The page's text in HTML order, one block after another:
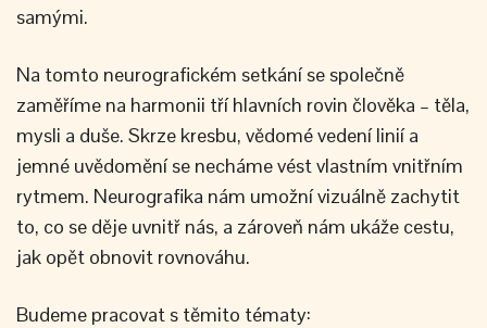
samými.
Na tomto neurografickém setkání se společně
zaměříme na harmonii tří hlavních rovin člověka – těla,
mysli a duše. Skrze kresbu, vědomé vedení linií a
jemné uvědomění se necháme vést vlastním vnitřním
rytmem. Neurografika nám umožní vizuálně zachytit
to, co se děje uvnitř nás, a zároveň nám ukáže cestu,
jak opět obnovit rovnováhu.
Budeme pracovat s těmito tématy: